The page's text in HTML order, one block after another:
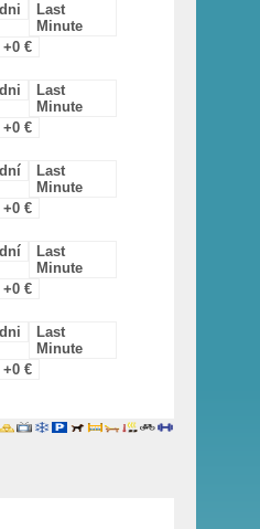
Last
Minute
+0 €
Last
Minute
+0 €
Last
Minute
+0 €
Last
Minute
+0 €
Last
Minute
+0 €